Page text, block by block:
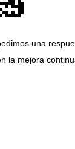
una
la mejora